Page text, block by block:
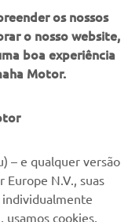
se nas
de profissionais,
os modelos da
cascos
São ferramentas
os nossos
o nosso website,
boa experiência
Motor.
– e qualquer versão
N.V., suas
cookies,